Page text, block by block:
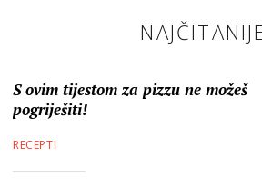
S ovim tijestom za pizzu ne možeš
pogriješiti!
RECEPTI